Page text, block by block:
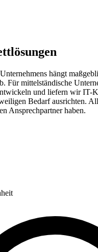
hängt
Für mittelständische
und liefern wir IT-
Bedarf ausrichten.
Ansprechpartner haben.